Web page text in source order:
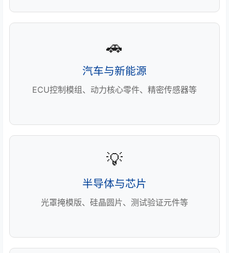
🚗
汽车与新能源
ECU控制模组、动力核心零件、精密传感器等
💡
半导体与芯片
光罩掩模版、硅晶圆片、测试验证元件等